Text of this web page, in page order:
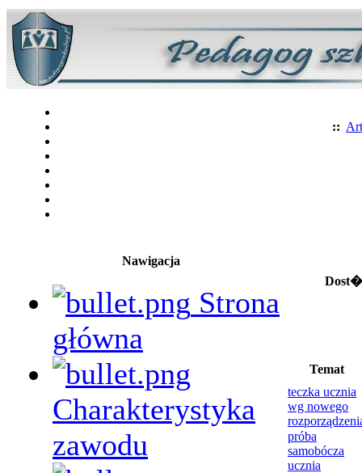
::
Nawigacja
Strona
główna
Charakterystyka
zawodu
Temat
teczka ucznia
wg nowego
próba
samobócza
ucznia